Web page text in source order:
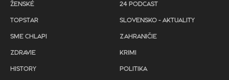
ŽENSKÉ
TOPSTAR
SME CHLAPI
ZDRAVIE
HISTORY
24 PODCAST
SLOVENSKO - AKTUALITY
ZAHRANIČIE
KRIMI
POLITIKA